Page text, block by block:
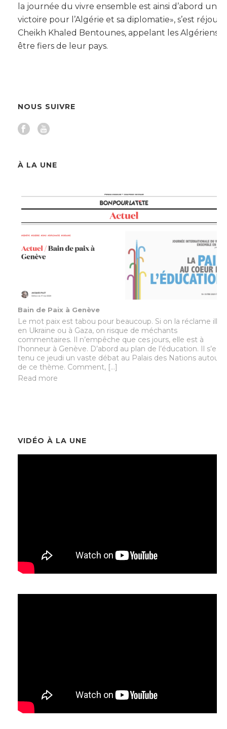
la journée du vivre ensemble est ainsi d’abord une
victoire pour l’Algérie et sa diplomatie», s’est réjouit
Cheikh Khaled Bentounes, appelant les Algériens à
être fiers de leur pays.
NOUS SUIVRE
À LA UNE
Bain de Paix à Genève
Le mot paix est tabou pour beaucoup. Si on la réclame illico
en Ukraine ou à Gaza, on risque de méchants
commentaires. Il n’empêche que ces jours, elle est à
l’honneur à Genève. D’abord au plan de l’éducation. Il s’est
tenu ce jeudi un vaste débat au Palais des Nations autour
de ce thème. Comment, […]
Read more
VIDÉO À LA UNE